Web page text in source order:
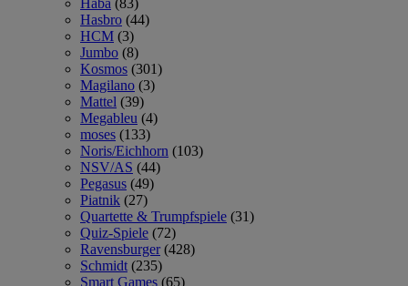
Haba (83)
Hasbro (44)
HCM (3)
Jumbo (8)
Kosmos (301)
Magilano (3)
Mattel (39)
Megableu (4)
moses (133)
Noris/Eichhorn (103)
NSV/AS (44)
Pegasus (49)
Piatnik (27)
Quartette & Trumpfspiele (31)
Quiz-Spiele (72)
Ravensburger (428)
Schmidt (235)
Smart Games (65)